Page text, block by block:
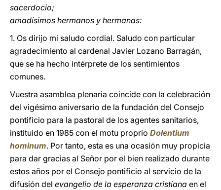
sacerdocio;
amadísimos hermanos y hermanas:
1. Os dirijo mi saludo cordial. Saludo con particular
agradecimiento al cardenal Javier Lozano Barragán,
que se ha hecho intérprete de los sentimientos
comunes.
Vuestra asamblea plenaria coincide con la celebración
del vigésimo aniversario de la fundación del Consejo
pontificio para la pastoral de los agentes sanitarios,
instituido en 1985 con el motu proprio Dolentium
hominum. Por tanto, esta es una ocasión muy propicia
para dar gracias al Señor por el bien realizado durante
estos años por el Consejo pontificio al servicio de la
difusión del evangelio de la esperanza cristiana en el